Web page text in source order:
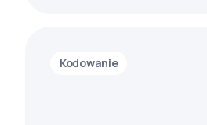
Kodowanie